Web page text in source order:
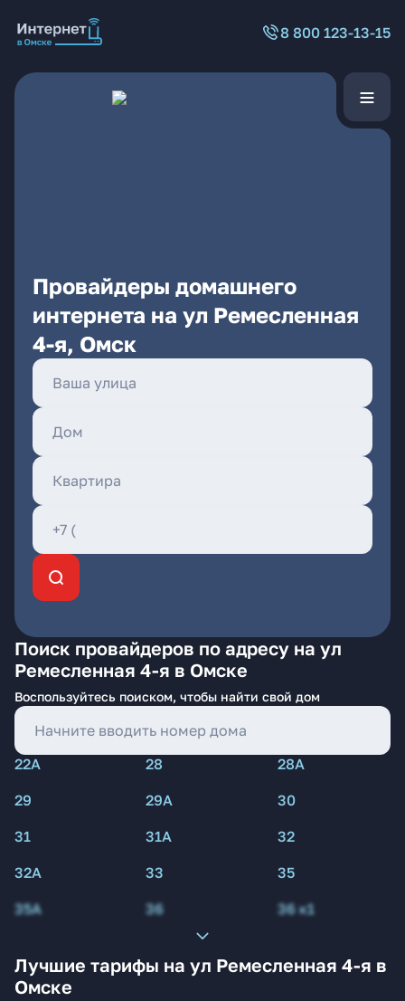
8 800 123-13-15
Провайдеры домашнего
интернета на ул Ремесленная
4-я, Омск
Поиск провайдеров по адресу на ул
Ремесленная 4-я в Омске
Воспользуйтесь поиском, чтобы найти свой дом
22А 28
28А
29
29А
30
31
31А
32
32А
33
35
35А
36 36 к1
Лучшие тарифы на ул Ремесленная 4-я в
Омске